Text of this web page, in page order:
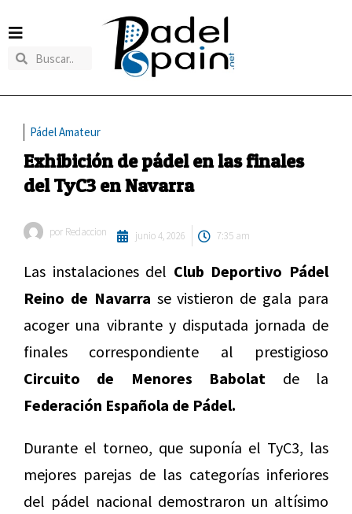
Pádel Amateur
Exhibición de pádel en las finales
del TyC3 en Navarra
por Redaccion junio 4, 2026 7:35 am
Las instalaciones del Club Deportivo Pádel
Reino de Navarra se vistieron de gala para
acoger una vibrante y disputada jornada de
finales correspondiente al prestigioso
Circuito de Menores Babolat de la
Federación Española de Pádel.
Durante el torneo, que suponía el TyC3, las
mejores parejas de las categorías inferiores
del pádel nacional demostraron un altísimo